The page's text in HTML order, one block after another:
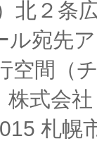
北２条
ル宛先
空間（
株式会
札幌